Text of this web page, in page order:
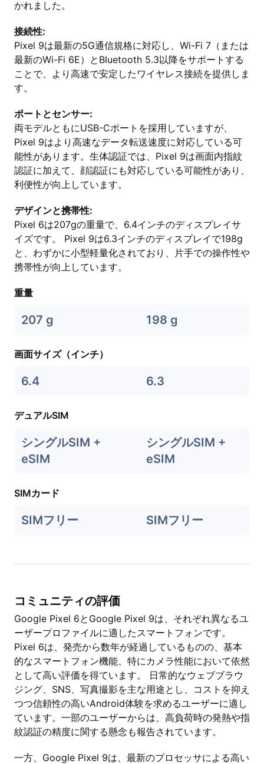
かれました。
接続性:
Pixel 9は最新の5G通信規格に対応し、Wi-Fi 7（または
最新のWi-Fi 6E）とBluetooth 5.3以降をサポートする
ことで、より高速で安定したワイヤレス接続を提供しま
す。
ポートとセンサー:
両モデルともにUSB-Cポートを採用していますが、
Pixel 9はより高速なデータ転送速度に対応している可
能性があります。生体認証では、Pixel 9は画面内指紋
認証に加えて、顔認証にも対応している可能性があり、
利便性が向上しています。
デザインと携帯性:
Pixel 6は207gの重量で、6.4インチのディスプレイサ
イズです。 Pixel 9は6.3インチのディスプレイで198g
と、わずかに小型軽量化されており、片手での操作性や
携帯性が向上しています。
重量
207 g 198 g
画面サイズ（インチ）
6.4 6.3
デュアルSIM
シングルSIM +
eSIM
シングルSIM +
eSIM
SIMカード
SIMフリー SIMフリー
コミュニティの評価
Google Pixel 6とGoogle Pixel 9は、それぞれ異なるユ
ーザープロファイルに適したスマートフォンです。
Pixel 6は、発売から数年が経過しているものの、基本
的なスマートフォン機能、特にカメラ性能において依然
として高い評価を得ています。 日常的なウェブブラウ
ジング、SNS、写真撮影を主な用途とし、コストを抑え
つつ信頼性の高いAndroid体験を求めるユーザーに適し
ています。一部のユーザーからは、高負荷時の発熱や指
紋認証の精度に関する懸念も報告されています。
一方、Google Pixel 9は、最新のプロセッサによる高い